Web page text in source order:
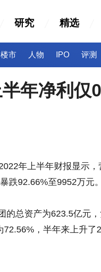
研究 精选
楼市 人物 IPO 评测
年净利仅
年上半年财报显示，
跌92.66%至9952万元。
总资产为623.5亿元，
，半年来上升了